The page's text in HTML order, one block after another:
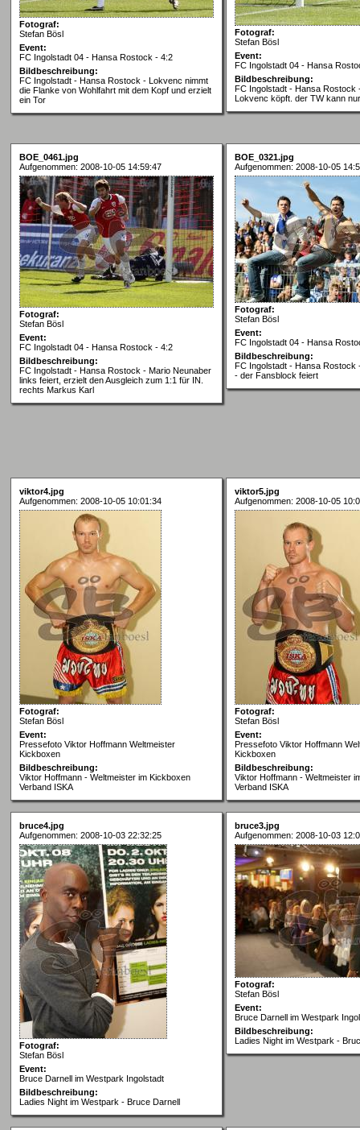
Fotograf:
Stefan Bösl
Event:
FC Ingolstadt 04 - Hansa Rostock - 4:2
Bildbeschreibung:
FC Ingolstadt - Hansa Rostock - Lokvenc nimmt
die Flanke von Wohlfahrt mit dem Kopf und erzielt
ein Tor
Fotograf:
Stefan Bösl
Event:
FC Ingolstadt 04 - Hansa
Bildbeschreibung:
FC Ingolstadt - Hansa Rostock
Lokvenc köpft. der TW kann
BOE_0461.jpg
Aufgenommen: 2008-10-05 14:59:47
Fotograf:
Stefan Bösl
Event:
FC Ingolstadt 04 - Hansa Rostock - 4:2
Bildbeschreibung:
FC Ingolstadt - Hansa Rostock - Mario Neunaber
links feiert, erzielt den Ausgleich zum 1:1 für IN.
rechts Markus Karl
BOE_0321.jpg
Aufgenommen: 2008-10-05
Fotograf:
Stefan Bösl
Event:
FC Ingolstadt 04 - Hansa
Bildbeschreibung:
FC Ingolstadt - Hansa Rostock
- der Fansblock feiert
viktor4.jpg
Aufgenommen: 2008-10-05 10:01:34
Fotograf:
Stefan Bösl
Event:
Pressefoto Viktor Hoffmann Weltmeister
Kickboxen
Bildbeschreibung:
Viktor Hoffmann - Weltmeister im Kickboxen
Verband ISKA
viktor5.jpg
Aufgenommen: 2008-10-05
Fotograf:
Stefan Bösl
Event:
Pressefoto Viktor Hoffmann
Kickboxen
Bildbeschreibung:
Viktor Hoffmann - Weltmeister
Verband ISKA
bruce4.jpg
Aufgenommen: 2008-10-03 22:32:25
Fotograf:
Stefan Bösl
Event:
Bruce Darnell im Westpark Ingolstadt
Bildbeschreibung:
Ladies Night im Westpark - Bruce Darnell
bruce3.jpg
Aufgenommen: 2008-10-03
Fotograf:
Stefan Bösl
Event:
Bruce Darnell im Westpark
Bildbeschreibung:
Ladies Night im Westpark -